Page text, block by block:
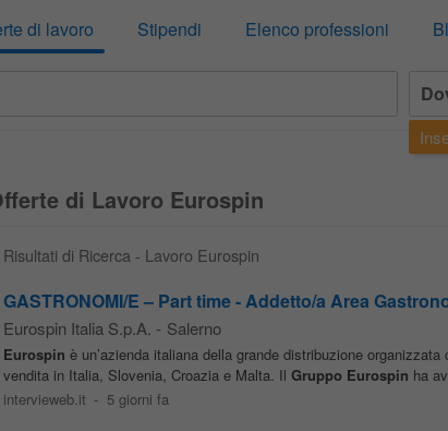
di lavoro Stipendi Elenco professioni
di Lavoro Eurospin
Risultati di Ricerca - Lavoro Eurospin
GASTRONOMI/E – Part time - Addetto/a Area
Eurospin Italia S.p.A. - Salerno
Eurospin è un’azienda italiana della grande distribuzione
vendita in Italia, Slovenia, Croazia e Malta. Il Gruppo Eurospin ha
intervieweb.it - 5 giorni fa